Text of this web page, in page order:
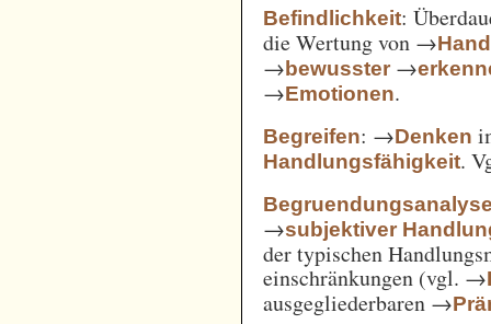
Befindlichkeit:
die Wertung von →
→bewusster →
→Emotionen.
Begreifen: →Denken
Handlungsfähigkeit.
→subjektiver
der typischen
einschränkungen (vgl. →
ausgegliederbaren →